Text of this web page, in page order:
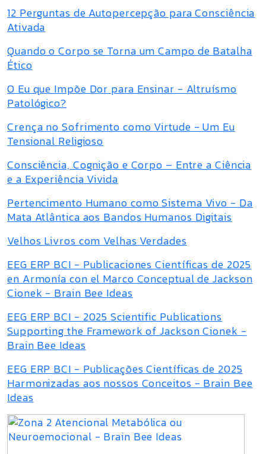
12 Perguntas de Autopercepção para Consciência
Ativada
Quando o Corpo se Torna um Campo de Batalha
Ético
O Eu que Impõe Dor para Ensinar - Altruísmo
Patológico?
Crença no Sofrimento como Virtude - Um Eu
Tensional Religioso
Consciência, Cognição e Corpo – Entre a Ciência
e a Experiência Vivida
Pertencimento Humano como Sistema Vivo - Da
Mata Atlântica aos Bandos Humanos Digitais
Velhos Livros com Velhas Verdades
EEG ERP BCI - Publicaciones Científicas de 2025
en Armonía con el Marco Conceptual de Jackson
Cionek - Brain Bee Ideas
EEG ERP BCI - 2025 Scientific Publications
Supporting the Framework of Jackson Cionek -
Brain Bee Ideas
EEG ERP BCI - Publicações Científicas de 2025
Harmonizadas aos nossos Conceitos - Brain Bee
Ideas